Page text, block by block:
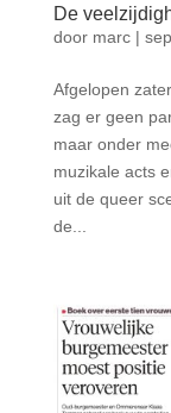
De
door marc|
Afgelopen
zag er geen
maar onder
muzikale acts
uit de queer
de...